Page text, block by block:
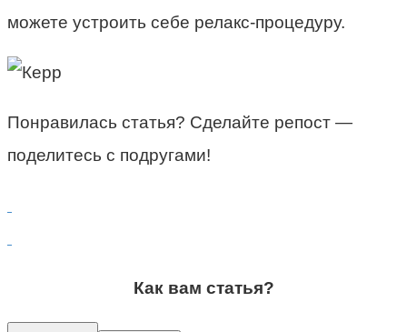
можете устроить себе релакс-процедуру.
Понравилась статья? Сделайте репост —
поделитесь с подругами!
Как вам статья?